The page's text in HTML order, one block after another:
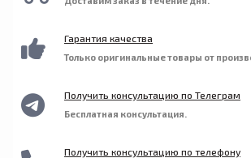
Гарантия качества
Только оригинальные товары от
Получить консультацию по Телеграм
Бесплатная консультация.
Получить консультацию по телефону